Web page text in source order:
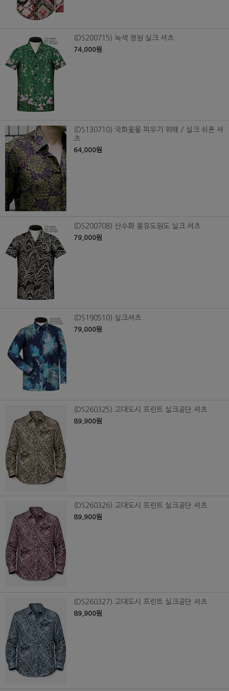
(DS200715) 녹색 정원 실크 셔츠
74,000원
(DS130710) 국화꽃을 피우기 위해 / 실크 쉬폰 셔
츠
64,000원
(DS200708) 산수화 몽유도원도 실크 셔츠
79,000원
(DS190510) 실크셔츠
79,000원
(DS260325) 고대도시 프린트 실크공단 셔츠
89,900원
(DS260326) 고대도시 프린트 실크공단 셔츠
89,900원
(DS260327) 고대도시 프린트 실크공단 셔츠
89,900원